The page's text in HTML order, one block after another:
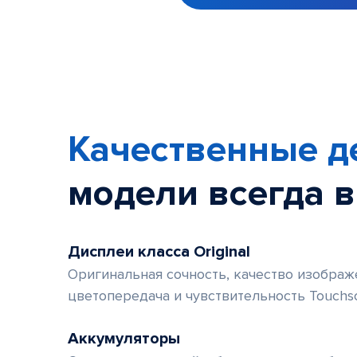
Качественные
модели всегда
Дисплеи класса Original
Оригинальная сочность, качество
цветопередача и чувствительность
Аккумуляторы